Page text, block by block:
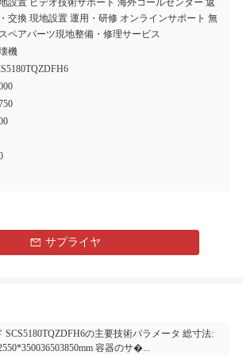
設置 ビデオ技術サポート 海外コールセンター 返
交換 現地設置 運用・研修 オンラインサポート 無
ペアパーツ現地整備・修理サービス
機
サプライヤ
SCS5180TQZDFH6の主要技術パラメータ 総寸法:
容器のサ�...